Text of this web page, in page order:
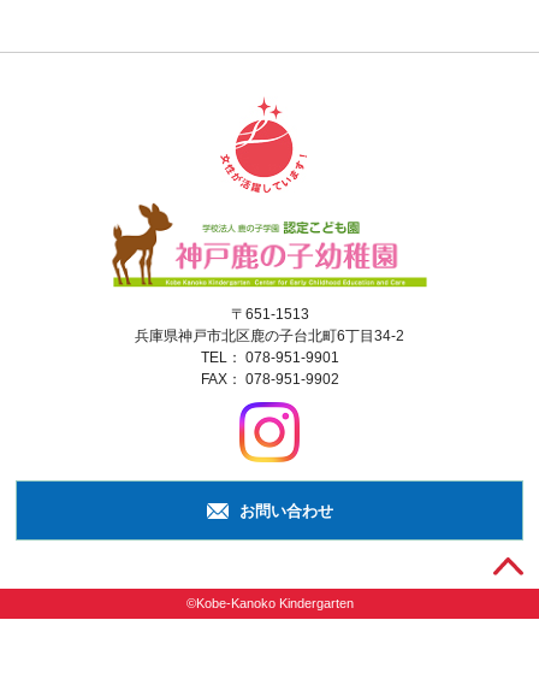
〒651-1513
兵庫県神戸市北区鹿の子台北町6丁目34-2
TEL： 078-951-9901
FAX： 078-951-9902
お問い合わせ
©Kobe-Kanoko Kindergarten